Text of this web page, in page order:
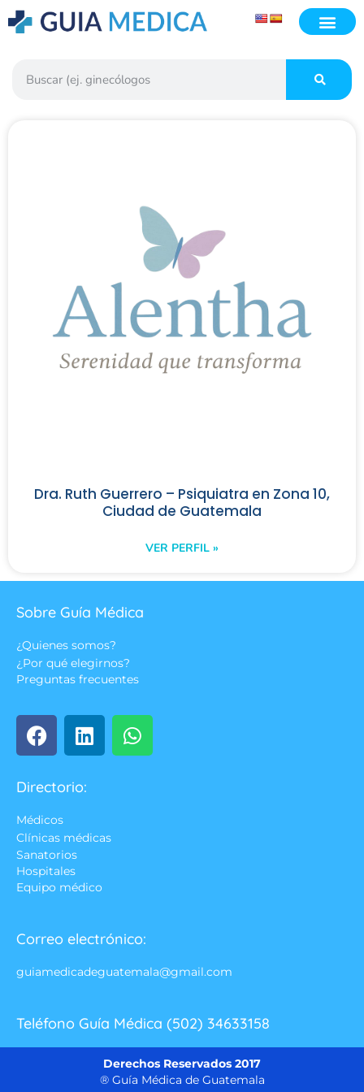
Dra. Ruth Guerrero – Psiquiatra en Zona 10,
Ciudad de Guatemala
VER PERFIL »
Sobre Guía Médica
¿Quienes somos?
¿Por qué elegirnos?
Preguntas frecuentes
Directorio:
Médicos
Clínicas médicas
Sanatorios
Hospitales
Equipo médico
Correo electrónico:
guiamedicadeguatemala@gmail.com
Teléfono Guía Médica (502) 34633158
Derechos Reservados 2017
® Guía Médica de Guatemala